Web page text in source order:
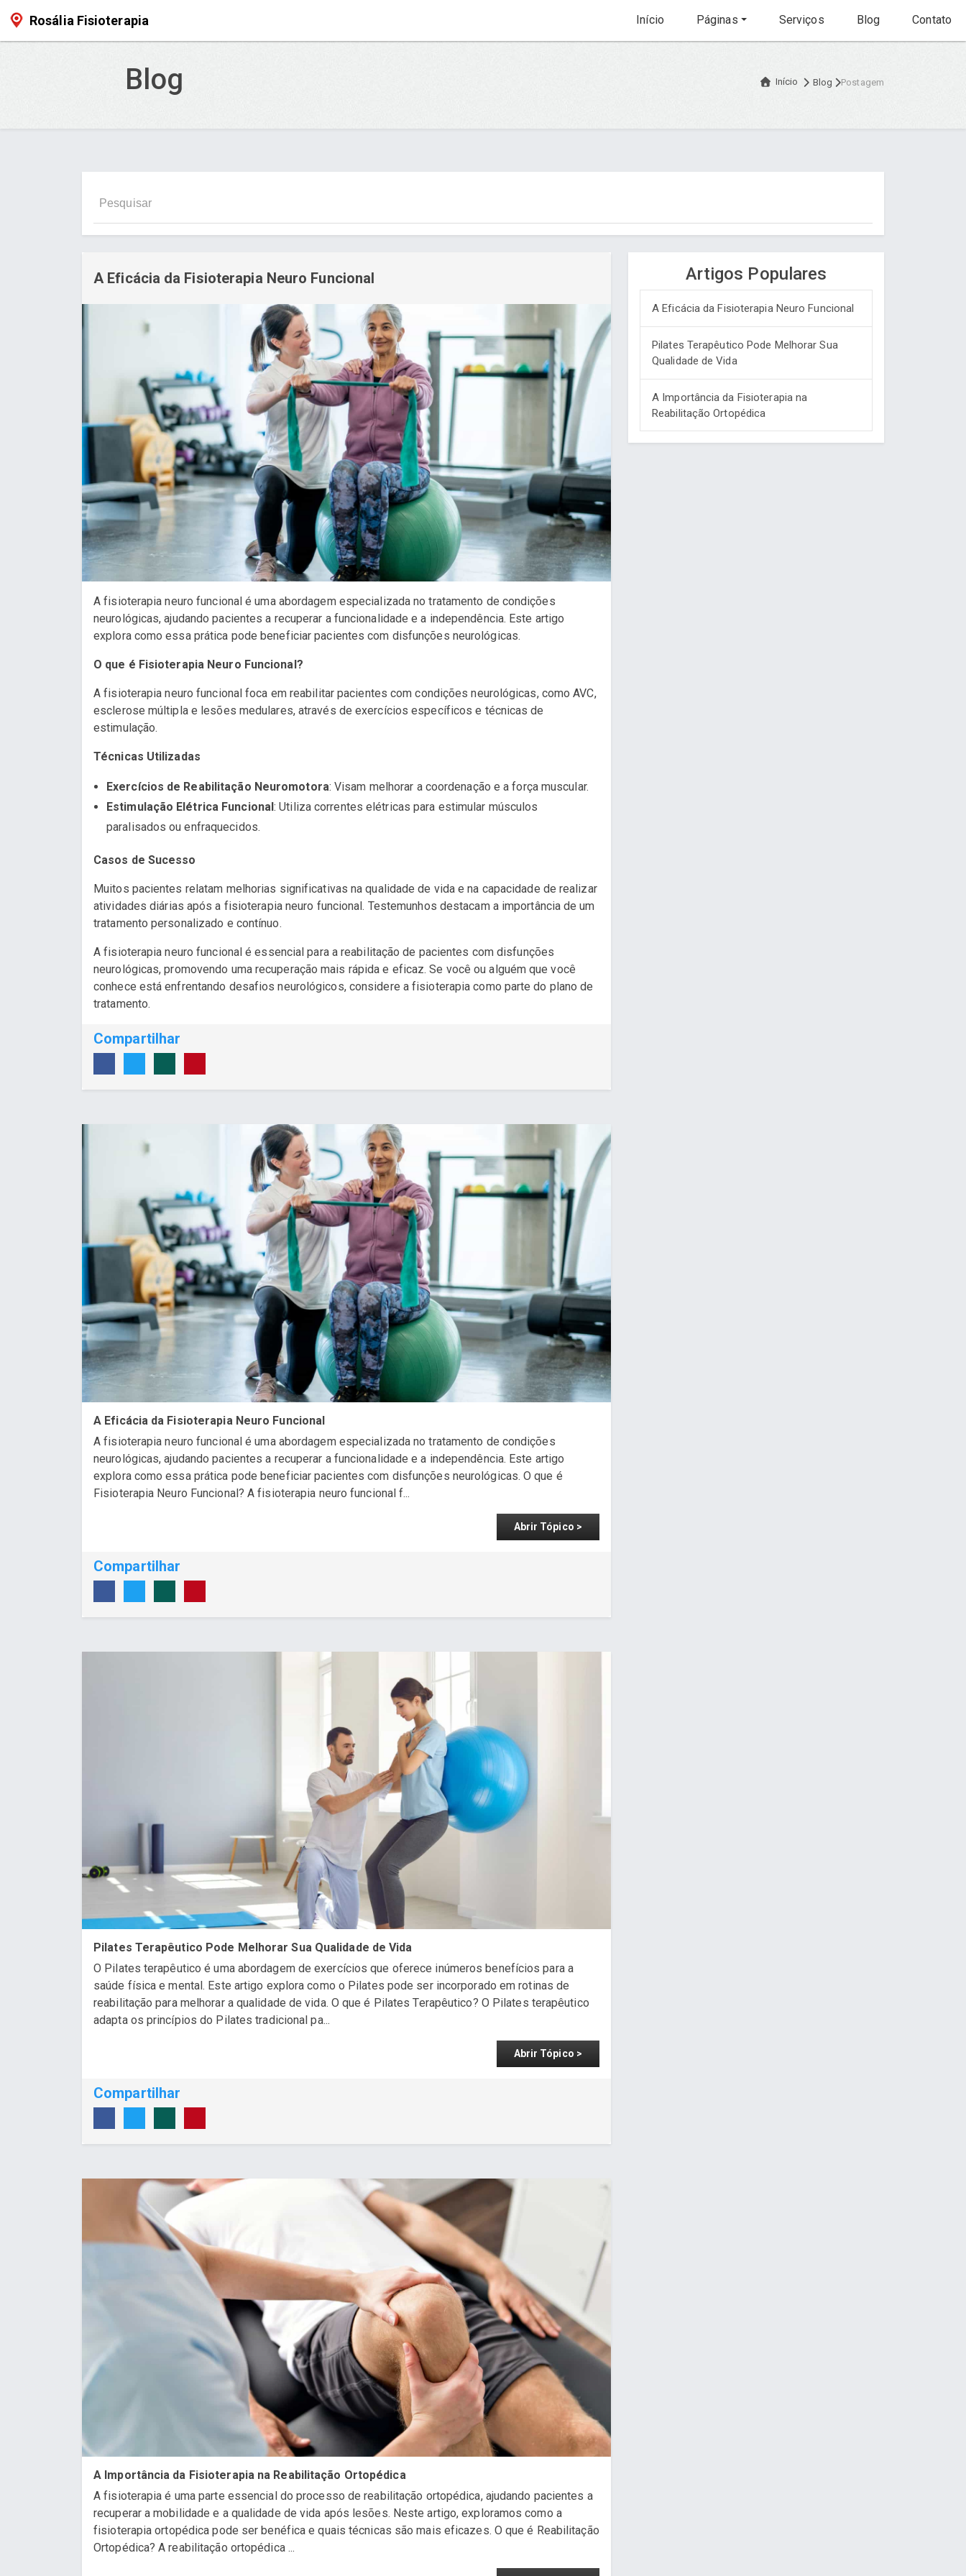
Rosália Fisioterapia Início Páginas Serviços Blog Contato
Blog Início Blog Postagem
A Eficácia da Fisioterapia Neuro Funcional
A fisioterapia neuro funcional é uma abordagem especializada no tratamento de condições
neurológicas, ajudando pacientes a recuperar a funcionalidade e a independência. Este artigo
explora como essa prática pode beneficiar pacientes com disfunções neurológicas.
O que é Fisioterapia Neuro Funcional?
A fisioterapia neuro funcional foca em reabilitar pacientes com condições neurológicas, como AVC,
esclerose múltipla e lesões medulares, através de exercícios específicos e técnicas de
estimulação.
Técnicas Utilizadas
Exercícios de Reabilitação Neuromotora: Visam melhorar a coordenação e a força muscular.
Estimulação Elétrica Funcional : Utiliza correntes elétricas para estimular músculos
paralisados ou enfraquecidos.
Casos de Sucesso
Muitos pacientes relatam melhorias significativas na qualidade de vida e na capacidade de realizar
atividades diárias após a fisioterapia neuro funcional. Testemunhos destacam a importância de um
tratamento personalizado e contínuo.
A fisioterapia neuro funcional é essencial para a reabilitação de pacientes com disfunções
neurológicas, promovendo uma recuperação mais rápida e eficaz. Se você ou alguém que você
conhece está enfrentando desafios neurológicos, considere a fisioterapia como parte do plano de
tratamento.
Compartilhar
A Eficácia da Fisioterapia Neuro Funcional
A fisioterapia neuro funcional é uma abordagem especializada no tratamento de condições
neurológicas, ajudando pacientes a recuperar a funcionalidade e a independência. Este artigo
explora como essa prática pode beneficiar pacientes com disfunções neurológicas. O que é
Fisioterapia Neuro Funcional? A fisioterapia neuro funcional f...
Abrir Tópico >
Compartilhar
Pilates Terapêutico Pode Melhorar Sua Qualidade de Vida
O Pilates terapêutico é uma abordagem de exercícios que oferece inúmeros benefícios para a
saúde física e mental. Este artigo explora como o Pilates pode ser incorporado em rotinas de
reabilitação para melhorar a qualidade de vida. O que é Pilates Terapêutico? O Pilates terapêutico
adapta os princípios do Pilates tradicional pa...
Abrir Tópico >
Compartilhar
A Importância da Fisioterapia na Reabilitação Ortopédica
A fisioterapia é uma parte essencial do processo de reabilitação ortopédica, ajudando pacientes a
recuperar a mobilidade e a qualidade de vida após lesões. Neste artigo, exploramos como a
fisioterapia ortopédica pode ser benéfica e quais técnicas são mais eficazes. O que é Reabilitação
Ortopédica? A reabilitação ortopédica ...
Artigos Populares
A Eficácia da Fisioterapia Neuro Funcional
Pilates Terapêutico Pode Melhorar Sua
Qualidade de Vida
A Importância da Fisioterapia na
Reabilitação Ortopédica